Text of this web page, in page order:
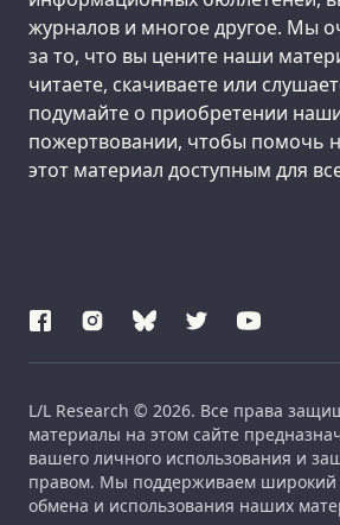
журналов и многое другое. Мы
за то, что вы цените наши
читаете, скачиваете или
подумайте о приобретении
пожертвовании, чтобы помочь
этот материал доступным для
L/L Research © 2026. Все права
материалы на этом сайте
вашего личного использования и
правом. Мы поддерживаем широкий
обмена и использования наших